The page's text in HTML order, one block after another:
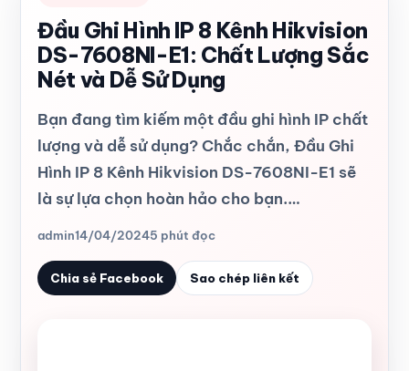
Đầu Ghi Hình IP 8 Kênh Hikvision
DS-7608NI-E1: Chất Lượng Sắc
Nét và Dễ Sử Dụng
Bạn đang tìm kiếm một đầu ghi hình IP chất
lượng và dễ sử dụng? Chắc chắn, Đầu Ghi
Hình IP 8 Kênh Hikvision DS-7608NI-E1 sẽ
là sự lựa chọn hoàn hảo cho bạn.…
admin14/04/20245 phút đọc
Chia sẻ Facebook Sao chép liên kết